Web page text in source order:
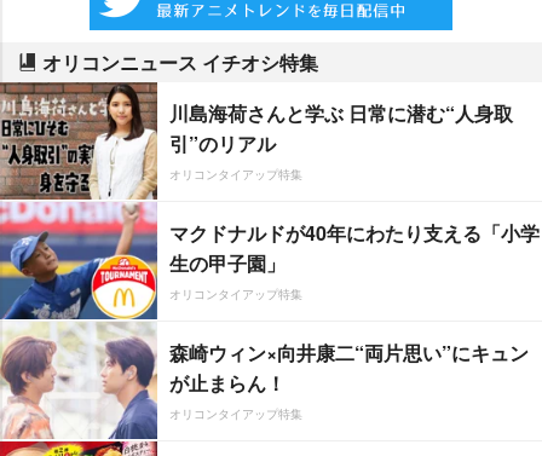
オリコンニュース イチオシ特集
川島海荷さんと学ぶ 日常に潜む“人身取
引”のリアル
オリコンタイアップ特集
マクドナルドが40年にわたり支える「小学
生の甲子園」
オリコンタイアップ特集
森崎ウィン×向井康二“両片思い”にキュン
が止まらん！
オリコンタイアップ特集